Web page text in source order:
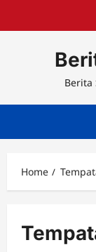
Berita
Home